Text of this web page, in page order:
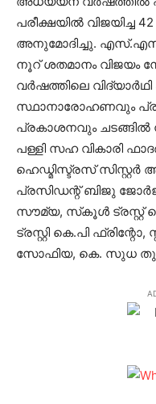
പരീക്ഷയില്‍ വിജയിച്ച
അനുമോദിച്ചു.
നൂറ് ശതമാനം വിജയം
വര്‍ഷത്തിലെ
സ്ഥാനാരോഹണവും
പ്രകാശനവും ചടങ്ങില്‍
പള്ളി സഹ വികാരി
ഹെഡ്മിസ്ട്രസ്
പ്രസിഡന്റ് ബിജു
സൗമ്യ, സ്‌കൂള്‍ ട്രസ്റ്റ്
ട്രസ്റ്റി കെ.പി ഫ്രിന്റോ,
സോഫിയ, കെ. സുധ